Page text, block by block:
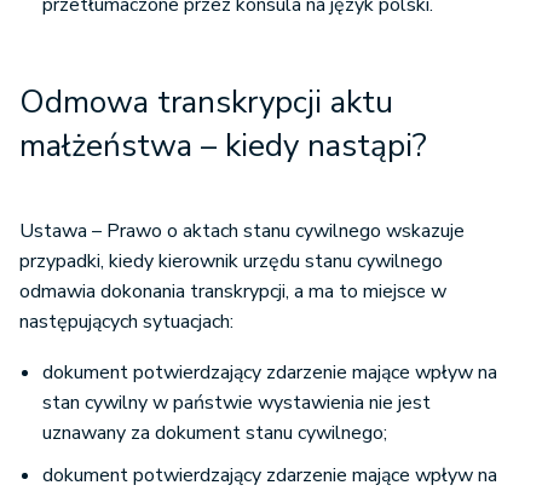
Odmowa transkrypcji aktu
małżeństwa – kiedy nastąpi?
Ustawa – Prawo o aktach stanu cywilnego wskazuje
przypadki, kiedy kierownik urzędu stanu cywilnego
odmawia dokonania transkrypcji, a ma to miejsce w
następujących sytuacjach:
dokument potwierdzający zdarzenie mające wpływ na
stan cywilny w państwie wystawienia nie jest
uznawany za dokument stanu cywilnego;
dokument potwierdzający zdarzenie mające wpływ na